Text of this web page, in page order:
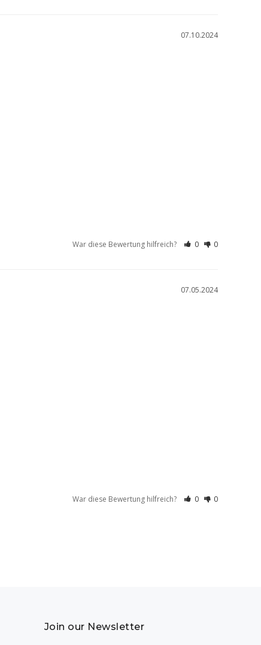
07.10.2024
War diese Bewertung hilfreich? 0 0
07.05.2024
War diese Bewertung hilfreich? 0 0
Join our Newsletter